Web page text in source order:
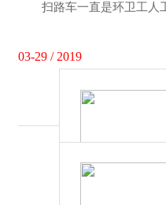
扫路车一直是环卫工人工
03-29 / 2019